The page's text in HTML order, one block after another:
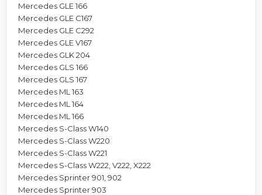
Mercedes GLE 166
Mercedes GLE C167
Mercedes GLE C292
Mercedes GLE V167
Mercedes GLK 204
Mercedes GLS 166
Mercedes GLS 167
Mercedes ML 163
Mercedes ML 164
Mercedes ML 166
Mercedes S-Class W140
Mercedes S-Class W220
Mercedes S-Class W221
Mercedes S-Class W222, V222, X222
Mercedes Sprinter 901, 902
Mercedes Sprinter 903